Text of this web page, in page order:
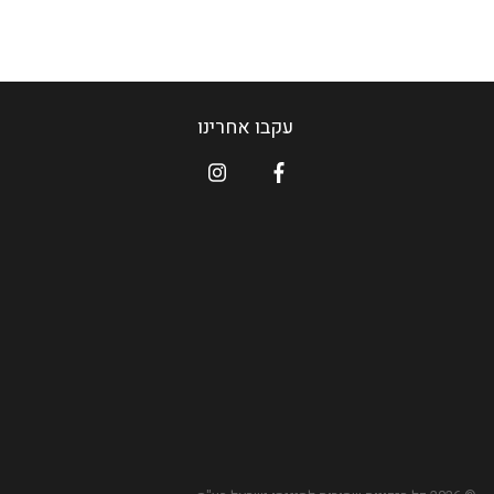
עקבו אחרינו